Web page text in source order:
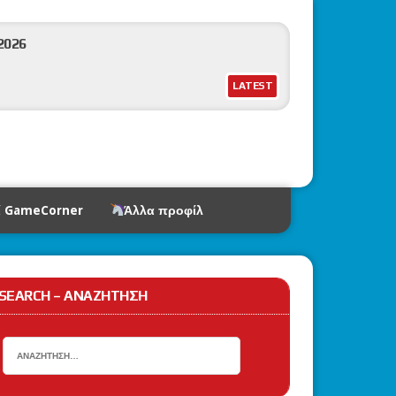
LATEST
Hisuian Samurott & Mighty
GameCorner Άλλα προφίλ
SEARCH – ΑΝΑΖΉΤΗΣΗ